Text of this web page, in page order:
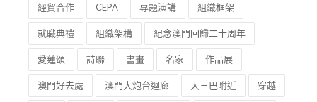
經貿合作 CEPA 專題演講 組織框架
就職典禮 組織架構 紀念澳門回歸二十周年
愛蓮頌 詩聯 書畫 名家 作品展
澳門好去處 澳門大炮台迴廊 大三巴附近 穿越